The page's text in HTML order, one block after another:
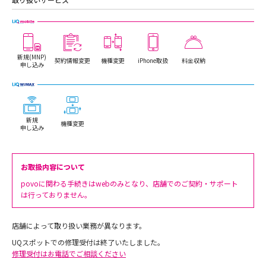
新規(MNP)
申し込み
契約情報変更 機種変更 iPhone取扱 料金収納
新規
申し込み
機種変更
お取扱内容について
povoに関わる手続きはwebのみとなり、店舗でのご契約・サポート
は行っておりません。
店舗によって取り扱い業務が異なります。
UQスポットでの修理受付は終了いたしました。
修理受付はお電話でご相談ください